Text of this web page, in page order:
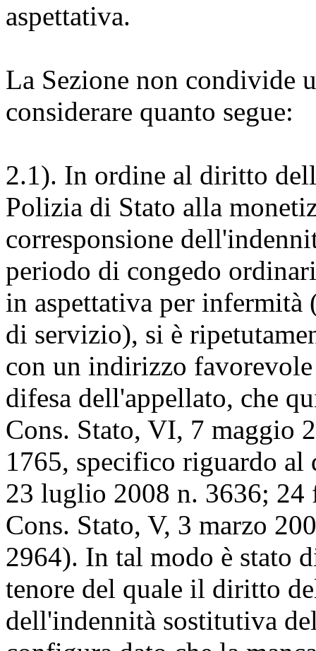
aspettativa.
La Sezione non condivide
considerare quanto segue:
2.1). In ordine al diritto
Polizia di Stato alla
corresponsione
periodo di congedo
in aspettativa per infermità
di servizio), si è
con un indirizzo
difesa dell'appellato, che
Cons. Stato, VI, 7 maggio
1765, specifico riguardo
23 luglio 2008 n. 3636; 24
Cons. Stato, V, 3 marzo
2964). In tal modo è stato
tenore del quale il diritto
dell'indennità sostitutiva